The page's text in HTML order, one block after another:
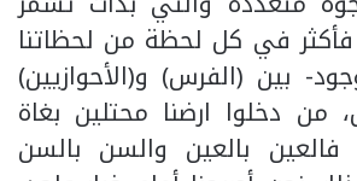
في كل لحظة من لحظاتنا
بين (الفرس) و(الأحوازيين)
دخلوا ارضنا محتلين بغاة
فالعين بالعين والسن بالسن